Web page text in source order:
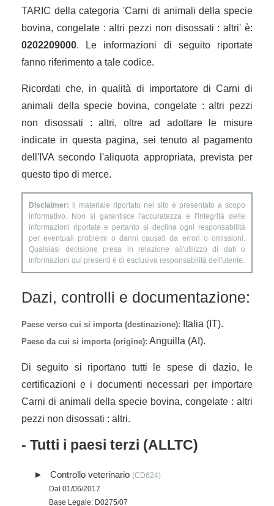
TARIC della categoria 'Carni di animali della specie
bovina, congelate : altri pezzi non disossati : altri' è:
0202209000. Le informazioni di seguito riportate
fanno riferimento a tale codice.
Ricordati che, in qualità di importatore di Carni di
animali della specie bovina, congelate : altri pezzi
non disossati : altri, oltre ad adottare le misure
indicate in questa pagina, sei tenuto al pagamento
dell'IVA secondo l'aliquota appropriata, prevista per
questo tipo di merce.
Disclaimer: il materiale riportato nel sito è presentato a scopo
informativo. Non si garantisce l'accuratezza e l'integrità delle
informazioni riportate e pertanto si declina ogni responsabilità
per eventuali problemi o danni causati da errori o omissioni.
Qualsiasi decisione presa in relazione all'utilizzo di dati o
informazioni qui presenti è di esclusiva responsabilità dell'utente.
Dazi, controlli e documentazione:
Paese verso cui si importa (destinazione): Italia (IT).
Paese da cui si importa (origine): Anguilla (AI).
Di seguito si riportano tutti le spese di dazio, le
certificazioni e i documenti necessari per importare
Carni di animali della specie bovina, congelate : altri
pezzi non disossati : altri.
- Tutti i paesi terzi (ALLTC)
Controllo veterinario (CD624)
Dal 01/06/2017
Base Legale: D0275/07